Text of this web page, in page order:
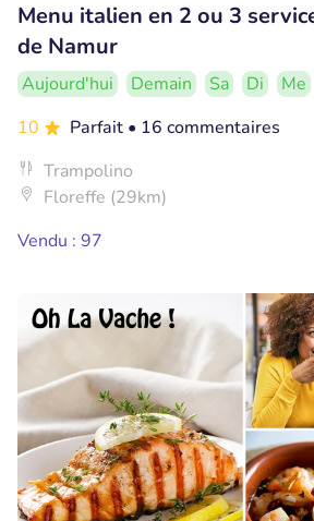
Menu italien en 2 ou 3
de Namur
Aujourd'hui Demain Sa Di
Me
10
Parfait • 16 commentaires
Trampolino
Floreffe (29km)
Vendu : 97